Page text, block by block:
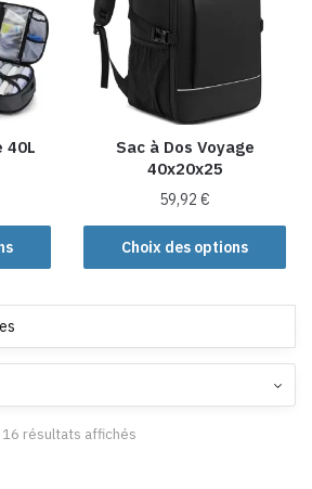
page
du
produit
40L
Sac à Dos Voyage
40x20x25
59,92€
Choix des options
Ce
produit
variations.
Les
16 résultats affichés